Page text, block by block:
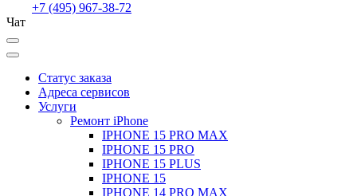
+7 (495) 967-38-72
Чат
Статус заказа
Адреса сервисов
Услуги
Ремонт iPhone
IPHONE 15 PRO MAX
IPHONE 15 PRO
IPHONE 15 PLUS
IPHONE 15
IPHONE 14 PRO MAX